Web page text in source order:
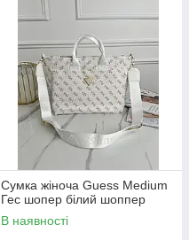
Сумка жіноча Guess Medium
Гес шопер білий шоппер
В наявності